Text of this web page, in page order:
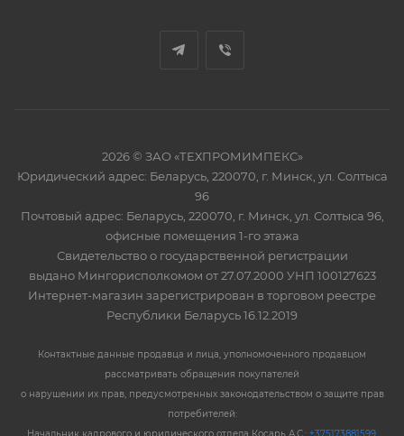
2026 © ЗАО «ТЕХПРОМИМПЕКС»
Юридический адрес: Беларусь, 220070, г. Минск, ул. Солтыса
96
Почтовый адрес: Беларусь, 220070, г. Минск, ул. Солтыса 96,
офисные помещения 1-го этажа
Свидетельство о государственной регистрации
выдано Мингорисполкомом от 27.07.2000 УНП 100127623
Интернет-магазин зарегистрирован в торговом реестре
Республики Беларусь 16.12.2019
Контактные данные продавца и лица, уполномоченного продавцом
рассматривать обращения покупателей
о нарушении их прав, предусмотренных законодательством о защите прав
потребителей: